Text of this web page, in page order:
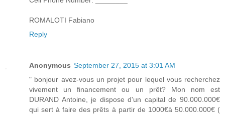
ROMALOTI Fabiano
Reply
Anonymous September 27, 2015 at 3:01 AM
" bonjour avez-vous un projet pour lequel vous recherchez
vivement un financement ou un prêt? Mon nom est
DURAND Antoine, je dispose d'un capital de 90.000.000€
qui sert à faire des prêts à partir de 1000€à 50.000.000€ (